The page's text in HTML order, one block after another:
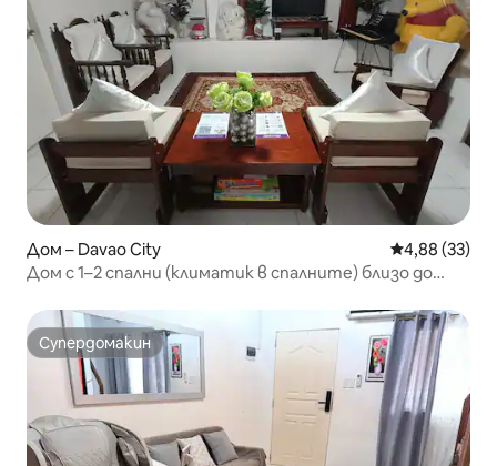
Дом – Davao City Средна
4,88 (33)
Дом с 1–2 спални (климатик в спалните) близо до
Супердомакин
Супердомакин